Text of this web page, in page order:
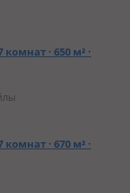
· 650 м² ·
· 670 м² ·